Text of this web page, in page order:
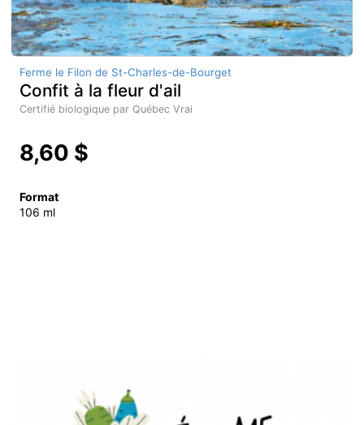
Ferme le Filon de St-Charles-de-Bourget
Confit à la fleur d'ail
Certifié biologique par Québec Vrai
8,60 $
Format
106 ml